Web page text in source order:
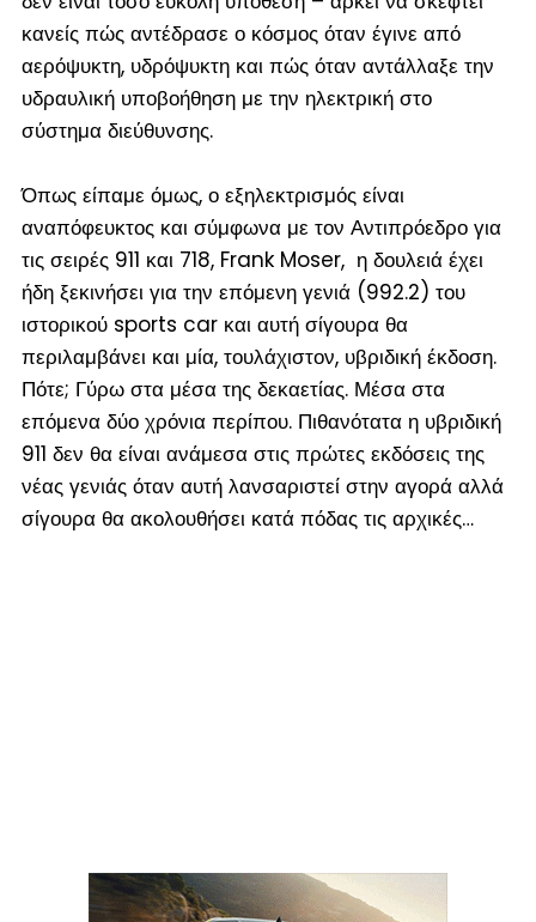
κανείς πώς αντέδρασε ο κόσμος όταν έγινε από
αερόψυκτη, υδρόψυκτη και πώς όταν αντάλλαξε την
υδραυλική υποβοήθηση με την ηλεκτρική στο
σύστημα διεύθυνσης.
Όπως είπαμε όμως, ο εξηλεκτρισμός είναι
αναπόφευκτος και σύμφωνα με τον Αντιπρόεδρο για
τις σειρές 911 και 718, Frank Moser, η δουλειά έχει
ήδη ξεκινήσει για την επόμενη γενιά (992.2) του
ιστορικού sports car και αυτή σίγουρα θα
περιλαμβάνει και μία, τουλάχιστον, υβριδική έκδοση.
Πότε; Γύρω στα μέσα της δεκαετίας. Μέσα στα
επόμενα δύο χρόνια περίπου. Πιθανότατα η υβριδική
911 δεν θα είναι ανάμεσα στις πρώτες εκδόσεις της
νέας γενιάς όταν αυτή λανσαριστεί στην αγορά αλλά
σίγουρα θα ακολουθήσει κατά πόδας τις αρχικές…